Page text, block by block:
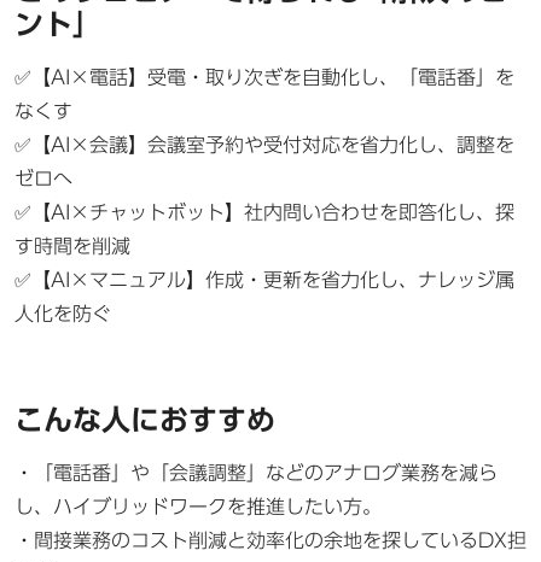
ント」
✅【AI×電話】受電・取り次ぎを自動化し、「電話番」を
なくす
✅【AI×会議】会議室予約や受付対応を省力化し、調整を
ゼロへ
✅【AI×チャットボット】社内問い合わせを即答化し、探
す時間を削減
✅【AI×マニュアル】作成・更新を省力化し、ナレッジ属
人化を防ぐ
こんな人におすすめ
・「電話番」や「会議調整」などのアナログ業務を減ら
し、ハイブリッドワークを推進したい方。
・間接業務のコスト削減と効率化の余地を探しているDX担